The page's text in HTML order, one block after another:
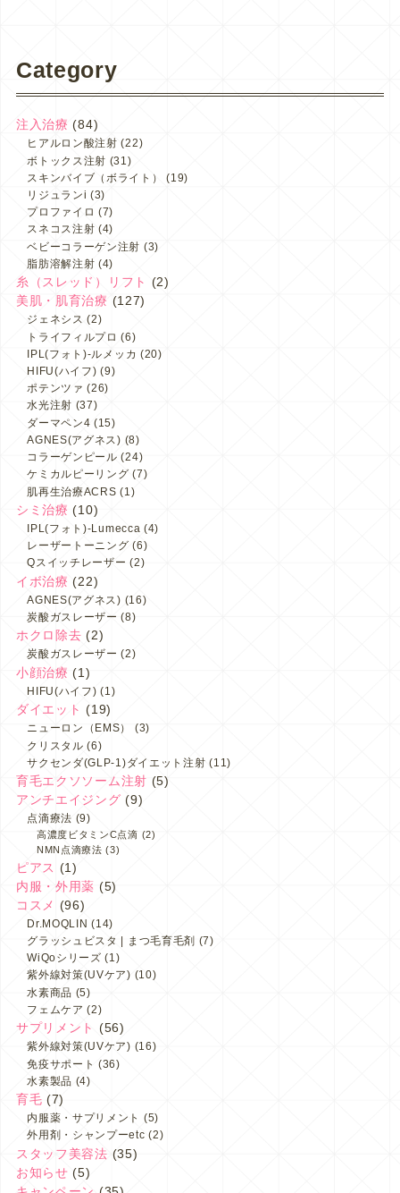
Category
注入治療 (84)
ヒアルロン酸注射 (22)
ボトックス注射 (31)
スキンバイブ（ボライト）
(19)
リジュランi (3)
プロファイロ (7)
スネコス注射 (4)
ベビーコラーゲン注射 (3)
脂肪溶解注射 (4)
糸（スレッド）リフト
(2)
美肌・肌育治療 (127)
ジェネシス (2)
トライフィルプロ (6)
IPL(フォト)-ルメッカ (20)
HIFU(ハイフ) (9)
ポテンツァ (26)
水光注射 (37)
ダーマペン4 (15)
AGNES(アグネス) (8)
コラーゲンピール (24)
ケミカルピーリング (7)
肌再生治療ACRS (1)
シミ治療 (10)
IPL(フォト)-Lumecca (4)
レーザートーニング (6)
Qスイッチレーザー (2)
イボ治療 (22)
AGNES(アグネス) (16)
炭酸ガスレーザー (8)
ホクロ除去 (2)
炭酸ガスレーザー (2)
小顔治療 (1)
HIFU(ハイフ) (1)
ダイエット (19)
ニューロン（EMS）
(3)
クリスタル (6)
サクセンダ(GLP-1)ダイエット注射 (11)
育毛エクソソーム注射 (5)
アンチエイジング (9)
点滴療法 (9)
高濃度ビタミンC点滴 (2)
NMN点滴療法 (3)
ピアス (1)
内服・外用薬 (5)
コスメ
(96)
Dr.MOQLIN (14)
グラッシュビスタ | まつ毛育毛剤 (7)
WiQoシリーズ (1)
紫外線対策(UVケア) (10)
水素商品 (5)
フェムケア (2)
サプリメント (56)
紫外線対策(UVケア) (16)
免疫サポート (36)
水素製品 (4)
育毛 (7)
内服薬・サプリメント (5)
外用剤・シャンプーetc (2)
スタッフ美容法 (35)
お知らせ (5)